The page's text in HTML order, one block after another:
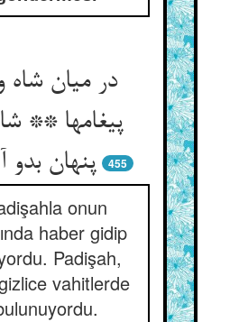
در میان شاه
پیغامها **
پنهان بدو
455
onun
haber gidip
Padişah,
vahitlerde